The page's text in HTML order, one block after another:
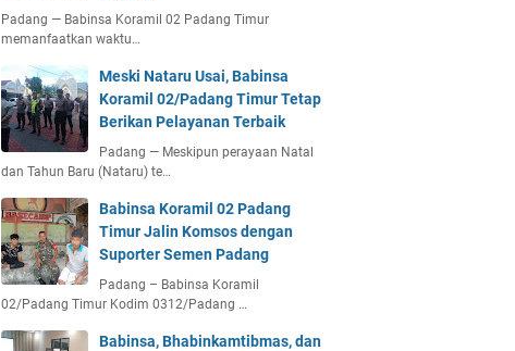
Padang — Babinsa Koramil 02 Padang Timur
memanfaatkan waktu…
Meski Nataru Usai, Babinsa
Koramil 02/Padang Timur Tetap
Berikan Pelayanan Terbaik
Padang — Meskipun perayaan Natal
dan Tahun Baru (Nataru) te…
Babinsa Koramil 02 Padang
Timur Jalin Komsos dengan
Suporter Semen Padang
Padang – Babinsa Koramil
02/Padang Timur Kodim 0312/Padang …
Babinsa, Bhabinkamtibmas, dan